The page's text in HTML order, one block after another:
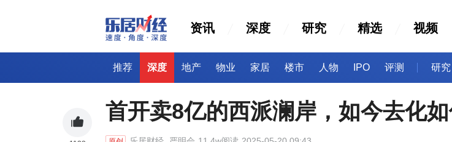
资讯 深度 研究 精选 视频
推荐 深度 地产 物业 家居 楼市 人物 IPO 评测 研究
首开卖8亿的西派澜岸，如今去化如